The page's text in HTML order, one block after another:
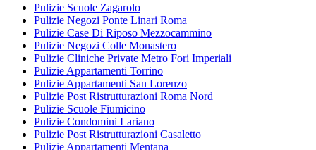
Pulizie Scuole Zagarolo
Pulizie Negozi Ponte Linari Roma
Pulizie Case Di Riposo Mezzocammino
Pulizie Negozi Colle Monastero
Pulizie Cliniche Private Metro Fori Imperiali
Pulizie Appartamenti Torrino
Pulizie Appartamenti San Lorenzo
Pulizie Post Ristrutturazioni Roma Nord
Pulizie Scuole Fiumicino
Pulizie Condomini Lariano
Pulizie Post Ristrutturazioni Casaletto
Pulizie Appartamenti Mentana